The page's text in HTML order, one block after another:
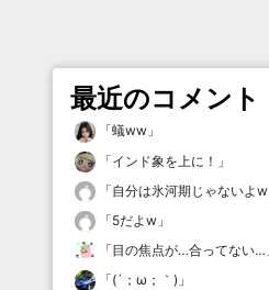
最近のコメント
「蟻ww 」
「インド象を上に！ 」
「自分は氷河期じゃないよw
「5だよw 」
「目の焦点が…合ってない…
「(´；ω；｀) 」